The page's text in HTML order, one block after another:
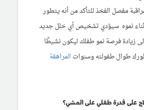
مفصل الفخذ للتأكد من أنه يتطور
نموه. سيؤدي تشخيص أي خلل جديد
زيادة فرصة نمو طفلك ليكون نشيطًا
طوال طفولته وسنوات المراهقة
على قدرة طفلي على المشي؟